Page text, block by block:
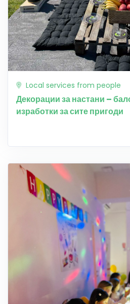
Local services from people
Декорации за настани –
изработки за сите пригоди